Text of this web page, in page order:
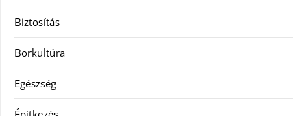
Biztosítás
Borkultúra
Egészség